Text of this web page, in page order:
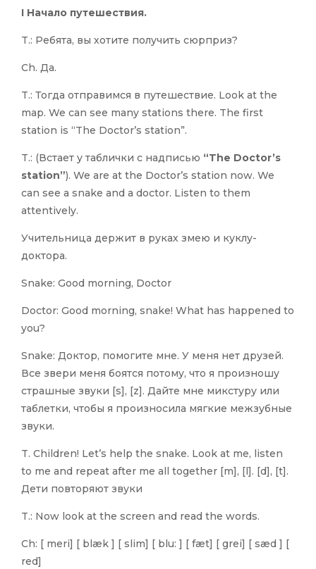
I Начало путешествия.
T.: Ребята, вы хотите получить сюрприз?
Ch. Да.
T.: Тогда отправимся в путешествие. Look at the
map. We can see many stations there. The first
station is “The Doctor’s station”.
T.: (Встает у таблички с надписью “The Doctor’s
station”). We are at the Doctor’s station now. We
can see a snake and a doctor. Listen to them
attentively.
Учительница держит в руках змею и куклу-
доктора.
Snake: Good morning, Doctor
Doctor: Good morning, snake! What has happened to
you?
Snake: Доктор, помогите мне. У меня нет друзей.
Все звери меня боятся потому, что я произношу
страшные звуки [s], [z]. Дайте мне микстуру или
таблетки, чтобы я произносила мягкие межзубные
звуки.
T. Children! Let’s help the snake. Look at me, listen
to me and repeat after me all together [m], [l]. [d], [t].
Дети повторяют звуки
T.: Now look at the screen and read the words.
Ch: [ meri] [ blæk ] [ slim] [ blu: ] [ fæt] [ grei] [ sæd ] [
red]